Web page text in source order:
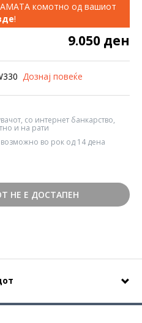
комотно од вашиот
!
9.050 ден
Дознај повеќе
со интернет банкарство,
и на рати
во рок од 14 дена
НЕ Е ДОСТАПЕН